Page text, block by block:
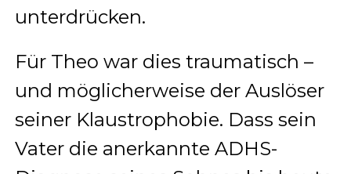
unterdrücken.
Für Theo war dies traumatisch –
und möglicherweise der Auslöser
seiner Klaustrophobie. Dass sein
Vater die anerkannte ADHS-